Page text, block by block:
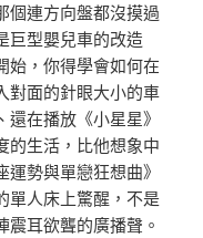
個連方向盤都沒摸過
巨型嬰兒車的改造
始，你得學會如何在
對面的針眼大小的車
在播放《小星星》
的生活，比他想象中
勢與單戀狂想曲》
單人床上驚醒，不是
耳欲聾的廣播聲。